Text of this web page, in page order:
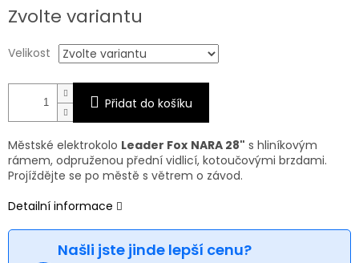
cena:
Zvolte variantu
Velikost
Přidat do košíku
Městské elektrokolo Leader Fox NARA 28" s hliníkovým
rámem, odpruženou přední vidlicí, kotoučovými brzdami.
Projíždějte se po městě s větrem o závod.
Detailní informace
Našli jste jinde lepší cenu?